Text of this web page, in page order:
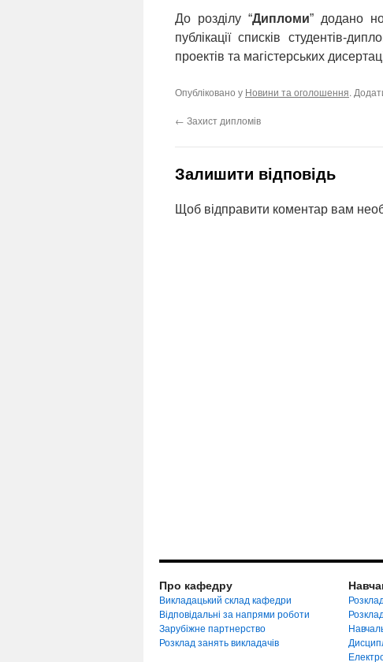
До розділу “Дипломи” додано
публікації списків студентів-
проектів та магістерських
Опубліковано у Новини та оголошення.
← Захист дипломів
Залишити відповідь
Щоб відправити коментар вам
Про кафедру
Викладацький склад кафедри
Відповідальні за напрями роботи
Зарубіжне партнерство
Розклад занять викладачів